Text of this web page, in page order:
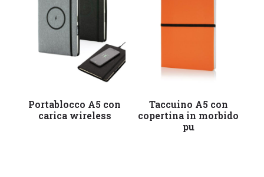
Leggi tutto
Portablocco A5 con
carica wireless
Leggi tutto
Taccuino A5 con
copertina in morbido
pu